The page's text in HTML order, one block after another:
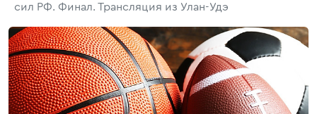
сил РФ. Финал. Трансляция из Улан-Удэ